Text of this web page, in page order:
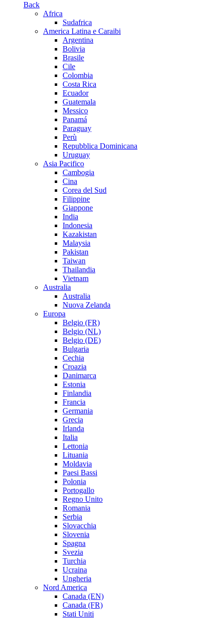
Back
Africa
Sudafrica
America Latina e Caraibi
Argentina
Bolivia
Brasile
Cile
Colombia
Costa Rica
Ecuador
Guatemala
Messico
Panamá
Paraguay
Perù
Repubblica Dominicana
Uruguay
Asia Pacifico
Cambogia
Cina
Corea del Sud
Filippine
Giappone
India
Indonesia
Kazakistan
Malaysia
Pakistan
Taiwan
Thailandia
Vietnam
Australia
Australia
Nuova Zelanda
Europa
Belgio (FR)
Belgio (NL)
Belgio (DE)
Bulgaria
Cechia
Croazia
Danimarca
Estonia
Finlandia
Francia
Germania
Grecia
Irlanda
Italia
Lettonia
Lituania
Moldavia
Paesi Bassi
Polonia
Portogallo
Regno Unito
Romania
Serbia
Slovacchia
Slovenia
Spagna
Svezia
Turchia
Ucraina
Ungheria
Nord America
Canada (EN)
Canada (FR)
Stati Uniti